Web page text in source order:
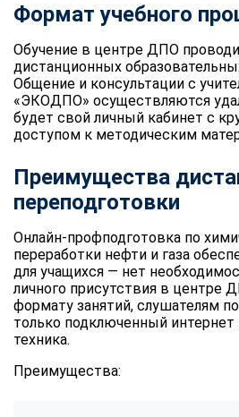
Формат учебного
Обучение в центре ДПО
дистанционных
Общение и консультации с
«ЭКОДПО» осуществляются
будет свой личный кабинет с
доступом к методическим
Преимущества
переподготовки
Онлайн-профподготовка по
переработки нефти и газа
для учащихся — нет
личного присутствия в центре
формату занятий, слушателям
только подключенный
техника.
Преимущества: